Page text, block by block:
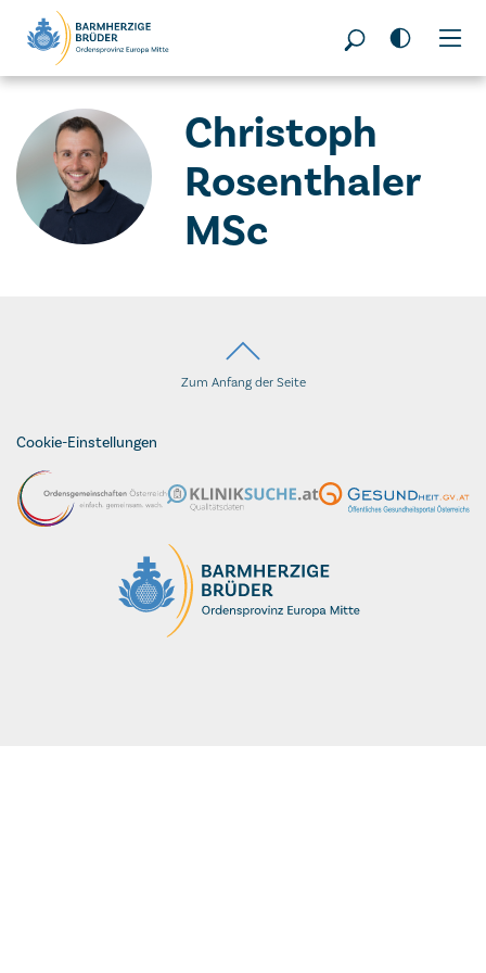
Seitenbereiche:
Christoph
Rosenthaler
MSc
Zum Anfang der Seite
Cookie-Einstellungen